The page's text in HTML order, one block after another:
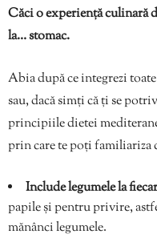
Căci o experiență culinară
la… stomac.
Abia după ce integrezi
sau, dacă simți că ți se
principiile dietei
prin care te poți familiariza
Include legumele la
papile și pentru privire,
mănânci legumele.